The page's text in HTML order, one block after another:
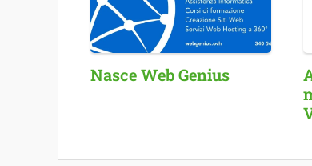
Nasce Web Genius